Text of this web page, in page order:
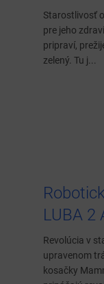
Starostlivosť
pre jeho
pripraví,
zelený. Tu j...
LUBA 2
Revolúcia v
upravenom
kosačky